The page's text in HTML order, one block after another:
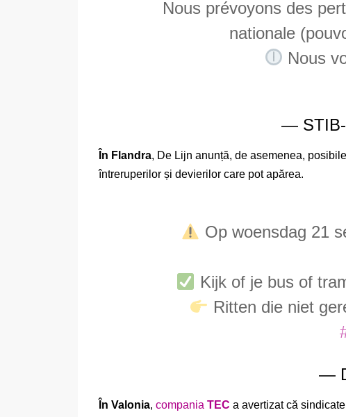
Nous prévoyons des
nationale
Nous
— STIB-
În Flandra, De Lijn anunță, de asemenea,
întreruperilor și devierilor care pot apărea.
Op woensdag 21
Kijk of je bus of
Ritten die niet
—
În Valonia, compania TEC a avertizat că